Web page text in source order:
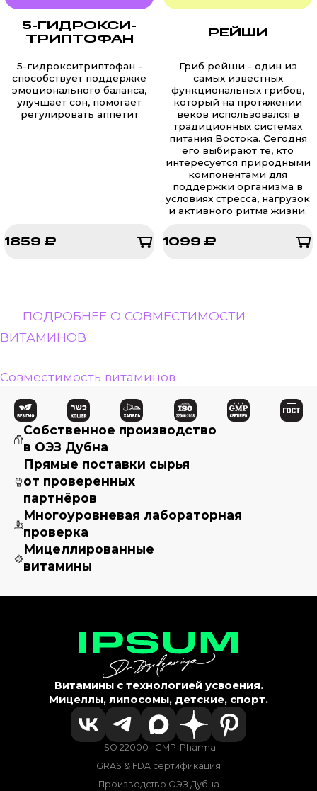
5-ГИДРОКСИ­
ТРИПТОФАН
5-гидрокситриптофан -
способствует поддержке
эмоционального баланса,
улучшает сон, помогает
регулировать аппетит
1859 ₽
РЕЙШИ
Гриб рейши - один из
самых известных
функциональных грибов,
который на протяжении
веков использовался в
традиционных системах
питания Востока. Сегодня
его выбирают те, кто
интересуется природными
компонентами для
поддержки организма в
условиях стресса, нагрузок
и активного ритма жизни.
1099 ₽
ПОДРОБНЕЕ О СОВМЕСТИМОСТИ
ВИТАМИНОВ
Совместимость витаминов
Собственное производство
в ОЭЗ Дубна
Прямые поставки сырья
от проверенных
партнёров
Многоуровневая лабораторная
проверка
Мицеллированные
витамины
Витамины с технологией усвоения.
Мицеллы, липосомы, детские, спорт.
ISO 22000 · GMP-Pharma
GRAS & FDA сертификация
Производство ОЭЗ Дубна